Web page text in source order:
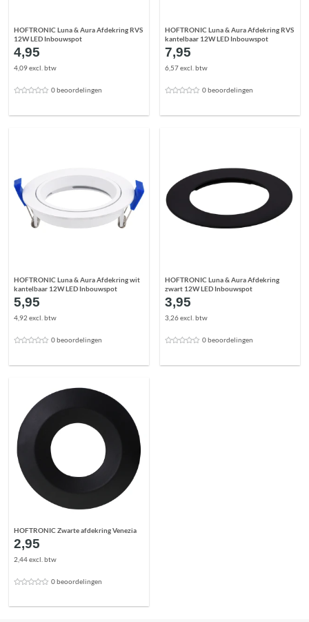
HOFTRONIC Luna & Aura Afdekring RVS
12W LED Inbouwspot
4,95
4,09 excl. btw
0 beoordelingen
HOFTRONIC Luna & Aura Afdekring RVS
kantelbaar 12W LED Inbouwspot
7,95
6,57 excl. btw
0 beoordelingen
HOFTRONIC Luna & Aura Afdekring wit
kantelbaar 12W LED Inbouwspot
5,95
4,92 excl. btw
0 beoordelingen
HOFTRONIC Luna & Aura Afdekring
zwart 12W LED Inbouwspot
3,95
3,26 excl. btw
0 beoordelingen
HOFTRONIC Zwarte afdekring Venezia
2,95
2,44 excl. btw
0 beoordelingen